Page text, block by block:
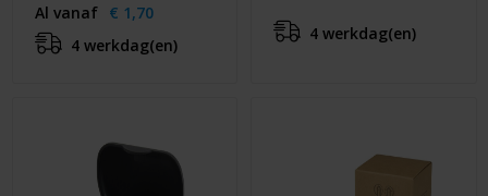
Al vanaf € 1,70
4 werkdag(en)
4 werkdag(en)